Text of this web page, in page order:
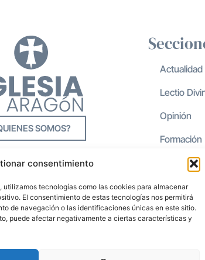
consentimiento
utilizamos tecnologías como las cookies para almacenar
El consentimiento de estas tecnologías nos permitirá
de navegación o las identificaciones únicas en este sitio.
puede afectar negativamente a ciertas características y
SOMOS?
Actualidad
Lectio
Opinión
Formación